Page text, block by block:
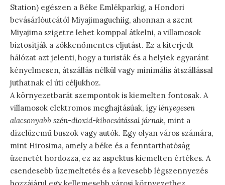
Station) egészen a Béke Emlékparkig, a Hondori
bevásárlóutcától Miyajimaguchiig, ahonnan a szent
Miyajima szigetre lehet komppal átkelni, a villamosok
biztosítják a zökkenőmentes eljutást. Ez a kiterjedt
hálózat azt jelenti, hogy a turisták és a helyiek egyaránt
kényelmesen, átszállás nélkül vagy minimális átszállással
juthatnak el úti céljukhoz.
A környezetbarát szempontok is kiemelten fontosak. A
villamosok elektromos meghajtásúak, így lényegesen
alacsonyabb szén-dioxid-kibocsátással járnak, mint a
dízelüzemű buszok vagy autók. Egy olyan város számára,
mint Hirosima, amely a béke és a fenntarthatóság
üzenetét hordozza, ez az aspektus kiemelten értékes. A
csendesebb üzemeltetés és a kevesebb légszennyezés